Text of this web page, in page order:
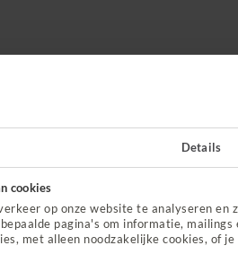
Details
cookies
op onze website te analyseren
pagina's om informatie,
met alleen noodzakelijke cookies, of
4 stappen